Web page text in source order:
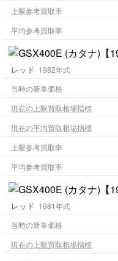
上限参考買取率
平均参考買取率
レッド 1982年式
当時の新車価格
現在の上限買取相場指標
現在の平均買取相場指標
上限参考買取率
平均参考買取率
レッド 1981年式
当時の新車価格
現在の上限買取相場指標